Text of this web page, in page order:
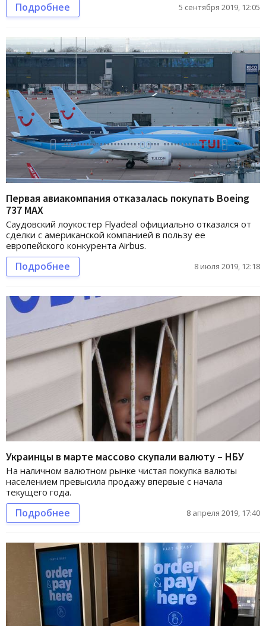
Подробнее 5 сентября 2019, 12:05
Первая авиакомпания отказалась покупать Boeing
737 MAX
Саудовский лоукостер Flyadeal официально отказался от
сделки с американской компанией в пользу ее
европейского конкурента Airbus.
Подробнее 8 июля 2019, 12:18
Украинцы в марте массово скупали валюту – НБУ
На наличном валютном рынке чистая покупка валюты
населением превысила продажу впервые с начала
текущего года.
Подробнее 8 апреля 2019, 17:40